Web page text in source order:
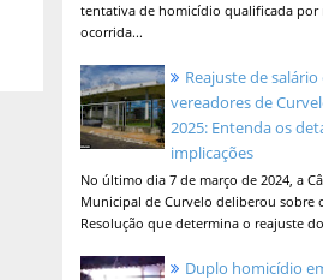
tentativa de homicídio qualificada por
ocorrida...
Reajuste de salário
vereadores de
2025: Entenda os
implicações
No último dia 7 de março de 2024, a
Municipal de Curvelo deliberou sobre
Resolução que determina o reajuste
Duplo homicídio